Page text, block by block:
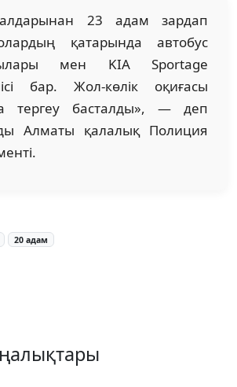
23 адам зардап
қатарында автобус
мен KIA Sportage
бар. Жол-көлік оқиғасы
тергеу басталды», — деп
Алматы қалалық Полиция
20 адам